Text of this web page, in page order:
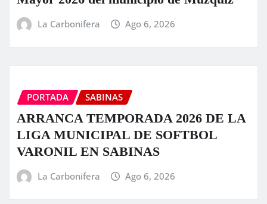
La Carbonifera Ago 6, 2026
PORTADA SABINAS
ARRANCA TEMPORADA 2026 DE LA
LIGA MUNICIPAL DE SOFTBOL
VARONIL EN SABINAS
La Carbonifera Ago 6, 2026